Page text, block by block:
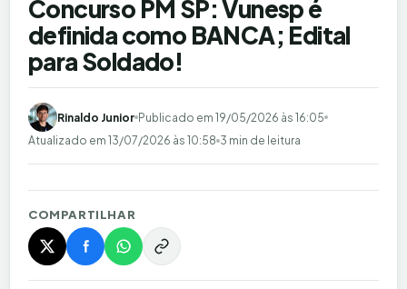
Concurso PM SP: Vunesp é
definida como BANCA; Edital
para Soldado!
Rinaldo Junior Publicado em 19/05/2026 às 16:05
Atualizado em 13/07/2026 às 10:58 3 min de leitura
COMPARTILHAR